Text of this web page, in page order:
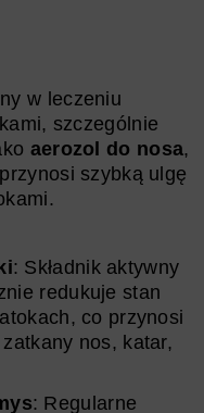
w leczeniu
szczególnie
aerozol do nosa,
szybką ulgę
: Składnik aktywny
redukuje stan
co przynosi
nos, katar,
: Regularne